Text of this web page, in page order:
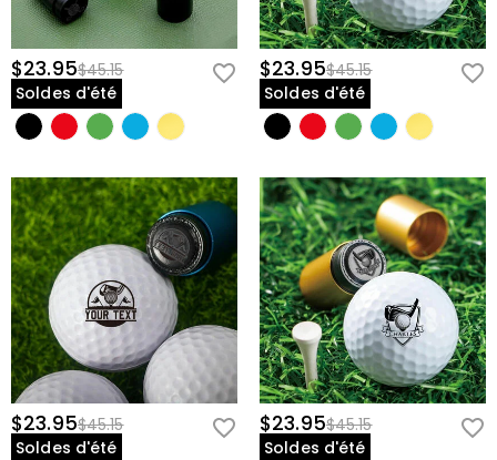
$23.95$45.15
Soldes d'été
$23.95$45.15
Soldes d'été
$23.95$45.15
Soldes d'été
$23.95$45.15
Soldes d'été